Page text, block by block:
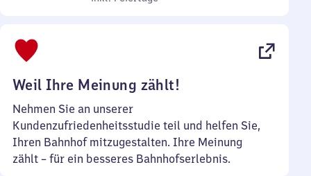
Weil Ihre Meinung zählt!
Nehmen Sie an unserer
Kundenzufriedenheitsstudie teil und helfen Sie,
Ihren Bahnhof mitzugestalten. Ihre Meinung
zählt – für ein besseres Bahnhofserlebnis.